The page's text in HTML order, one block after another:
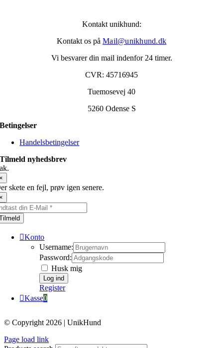
Kontakt unikhund:
Kontakt os på Mail@unikhund.dk
Vi besvarer din mail indenfor 24 timer.
CVR: 45716945
Tuemosevej 40
5260 Odense S
Betingelser
Handelsbetingelser
Tilmeld nyhedsbrev
skete en fejl, prøv igen senere.
Konto
Username:
Password:
Husk mig
Register
Kasse0
© Copyright 2026 | UnikHund
Page load link